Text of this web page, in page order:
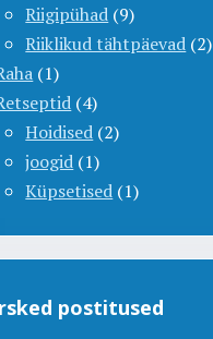
Riigipühad (9)
Riiklikud tähtpäevad (2)
(1)
(4)
Hoidised (2)
joogid (1)
Küpsetised (1)
postitused